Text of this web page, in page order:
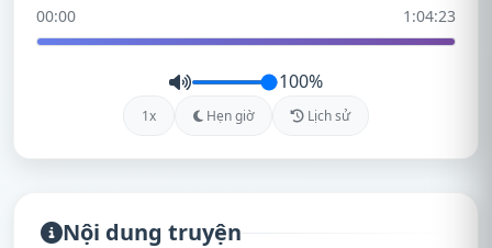
00:00 1:04:23
100%
1x Hẹn giờ Lịch sử
Nội dung truyện